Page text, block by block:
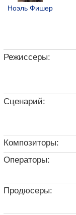
Ноэль Фишер
Режиссеры:
Сценарий:
Композиторы:
Операторы:
Продюсеры: